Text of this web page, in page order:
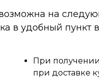
на
в удобный пункт
При получении
при доставке